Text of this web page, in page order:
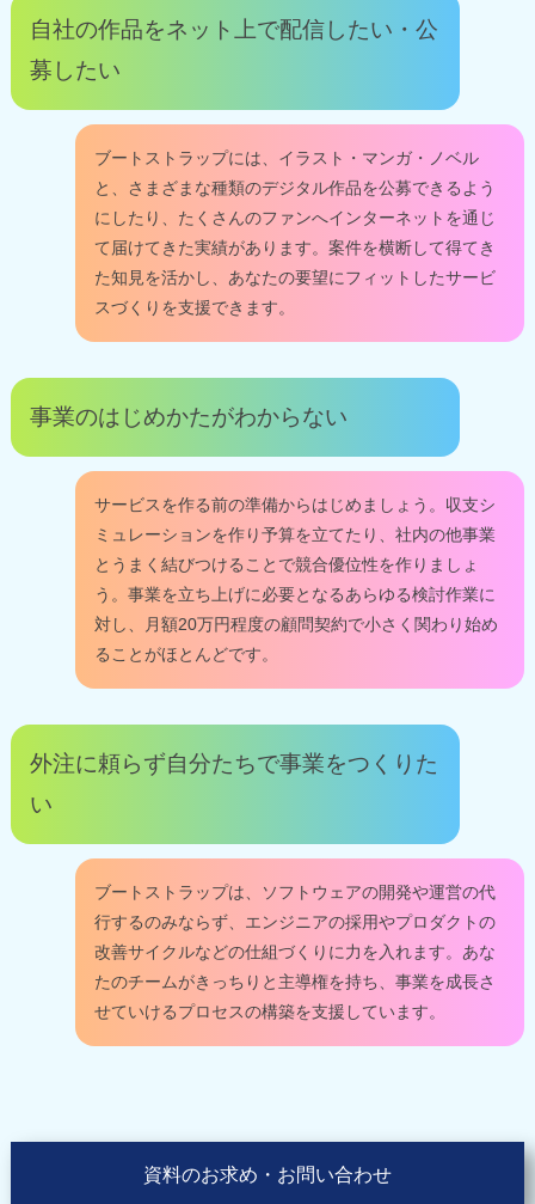
自社の作品をネット上で配信したい・公
募したい
ブートストラップには、イラスト・マンガ・ノベル
と、さまざまな種類のデジタル作品を公募できるよう
にしたり、たくさんのファンへインターネットを通じ
て届けてきた実績があります。案件を横断して得てき
た知見を活かし、あなたの要望にフィットしたサービ
スづくりを支援できます。
事業のはじめかたがわからない
サービスを作る前の準備からはじめましょう。収支シ
ミュレーションを作り予算を立てたり、社内の他事業
とうまく結びつけることで競合優位性を作りましょ
う。事業を立ち上げに必要となるあらゆる検討作業に
対し、月額20万円程度の顧問契約で小さく関わり始め
ることがほとんどです。
外注に頼らず自分たちで事業をつくりた
い
ブートストラップは、ソフトウェアの開発や運営の代
行するのみならず、エンジニアの採用やプロダクトの
改善サイクルなどの仕組づくりに力を入れます。あな
たのチームがきっちりと主導権を持ち、事業を成長さ
せていけるプロセスの構築を支援しています。
資料のお求め・お問い合わせ